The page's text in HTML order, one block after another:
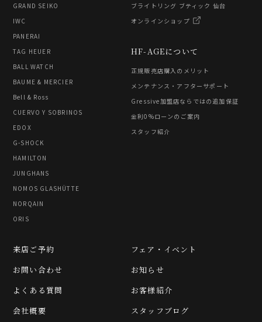
GRAND SEIKO
IWC
PANERAI
TAG HEUER
BALL WATCH
BAUME & MERCIER
Bell & Ross
CUERVO Y SOBRINOS
EDOX
G-SHOCK
HAMILTON
JUNGHANS
NOMOS GLASHÜTTE
NORQAIN
ORIS
HF-AGEについて
正規販売店購入のメリット
メンテナンス・アフターサポート
Gressive加盟店ならではの追加保証
金利0%ローンのご案内
スタッフ紹介
ブライトリング ブティック 仙台
オンラインショップ
フェア・イベント
お知らせ
お客様紹介
スタッフブログ
来店ご予約
お問い合わせ
よくある質問
会社概要